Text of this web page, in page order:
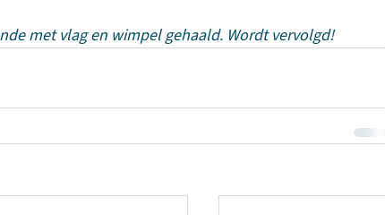
met vlag en wimpel gehaald. Wordt vervolgd!